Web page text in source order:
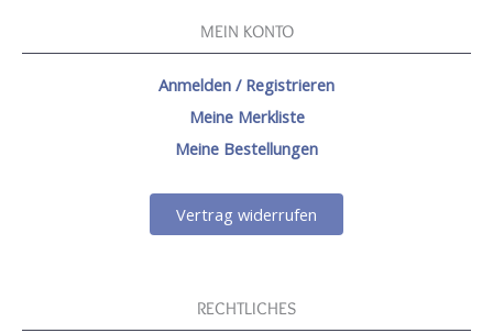
MEIN KONTO
Anmelden / Registrieren
Meine Merkliste
Meine Bestellungen
Vertrag widerrufen
RECHTLICHES